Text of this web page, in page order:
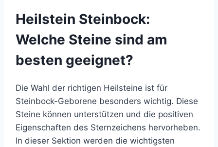
Heilstein Steinbock:
Welche Steine sind am
besten geeignet?
Die Wahl der richtigen Heilsteine ist für
Steinbock-Geborene besonders wichtig. Diese
Steine können unterstützen und die positiven
Eigenschaften des Sternzeichens hervorheben.
In dieser Sektion werden die wichtigsten